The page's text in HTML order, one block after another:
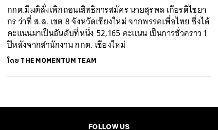
กกต.มีมติสั่งเพิกถอนเสิทธิการสมัคร นายสุรพล เกียรติไชยา
กร ว่าที่ ส.ส. เขต 8 จังหวัดเชียงใหม่ จากพรรคเพื่อไทย ซึ่งได้
คะแนนมาเป็นอันดับที่หนึ่ง 52,165 คะแนน เป็นการชั่วคราว 1
ปีหลังจากสำนักงาน กกต. เชียงใหม่
โดย THE MOMENTUM TEAM
FOLLOW US